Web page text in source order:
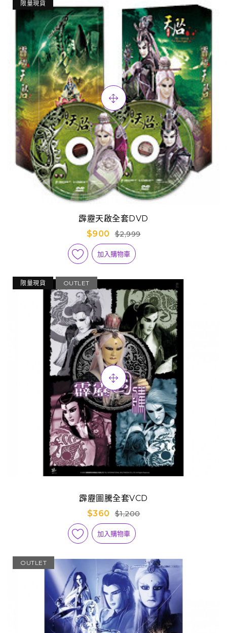
限量現貨
霹靂天啟全套DVD
$900
$2,999
加入購物車
限量現貨 OUTLET
霹靂圖騰全套VCD
$360
$1,200
加入購物車
OUTLET